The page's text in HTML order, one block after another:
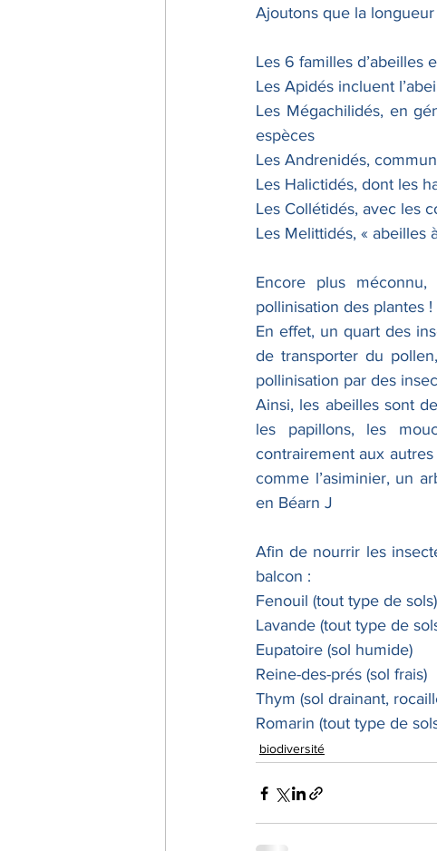
Ajoutons que la
Les 6 familles d’abeilles
Les Apidés incluent
Les Mégachilidés, en
espèces
Les Andrenidés,
Les Halictidés, dont les
Les Collétidés, avec les
Les Melittidés, « abeilles
Encore plus
pollinisation des plantes !
En effet, un quart des
de transporter du
pollinisation par des
Ainsi, les abeilles sont
les papillons, les
contrairement aux
comme l’asiminier, un
en Béarn J
Afin de nourrir les
balcon :
Fenouil (tout type de sols)
Lavande (tout type de
Eupatoire (sol humide)
Reine-des-prés (sol frais)
Thym (sol drainant,
Romarin (tout type de
biodiversité